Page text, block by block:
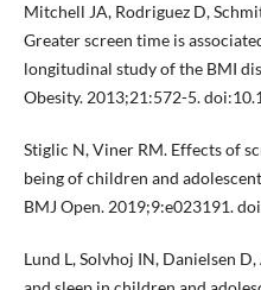
Mitchell JA, Rodriguez D,
Greater screen time is
longitudinal study of the BMI
Obesity. 2013;21:572-5.
Stiglic N, Viner RM. Effects of
being of children and
BMJ Open. 2019;9:e023191.
Lund L, Solvhoj IN, Danielsen